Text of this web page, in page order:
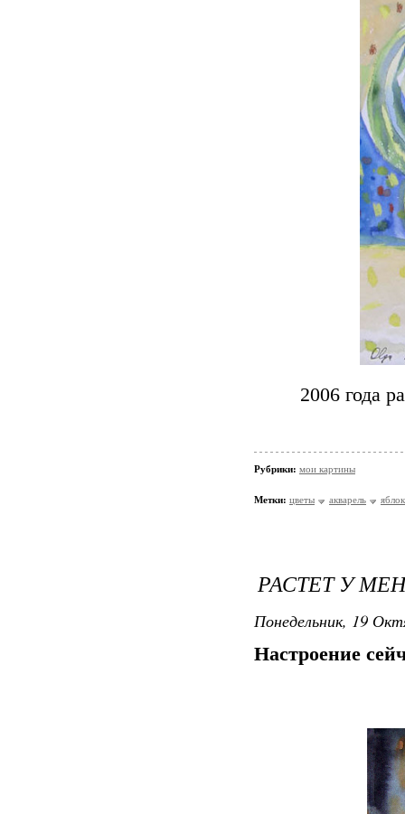
2006 года
Рубрики: мои картины
Метки: цветы акварель
РАСТЕТ У
Понедельник, 19
Настроение